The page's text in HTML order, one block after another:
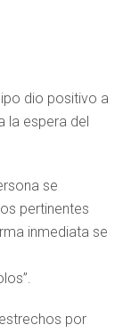
dio positivo a
la espera del
se
pertinentes
inmediata se
por